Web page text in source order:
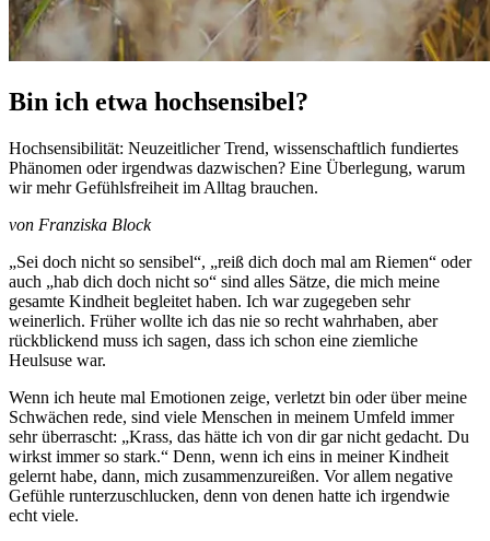
Bin ich etwa hochsensibel?
Hochsensibilität: Neuzeitlicher Trend, wissenschaftlich fundiertes
Phänomen oder irgendwas dazwischen? Eine Überlegung, warum
wir mehr Gefühlsfreiheit im Alltag brauchen.
von Franziska Block
„Sei doch nicht so sensibel“, „reiß dich doch mal am Riemen“ oder
auch „hab dich doch nicht so“ sind alles Sätze, die mich meine
gesamte Kindheit begleitet haben. Ich war zugegeben sehr
weinerlich. Früher wollte ich das nie so recht wahrhaben, aber
rückblickend muss ich sagen, dass ich schon eine ziemliche
Heulsuse war.
Wenn ich heute mal Emotionen zeige, verletzt bin oder über meine
Schwächen rede, sind viele Menschen in meinem Umfeld immer
sehr überrascht: „Krass, das hätte ich von dir gar nicht gedacht. Du
wirkst immer so stark.“ Denn, wenn ich eins in meiner Kindheit
gelernt habe, dann, mich zusammenzureißen. Vor allem negative
Gefühle runterzuschlucken, denn von denen hatte ich irgendwie
echt viele.